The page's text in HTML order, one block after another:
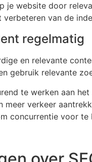
je website door
van de
regelmatig
en relevante
gebruik relevante
te werken aan
verkeer
concurrentie voor te